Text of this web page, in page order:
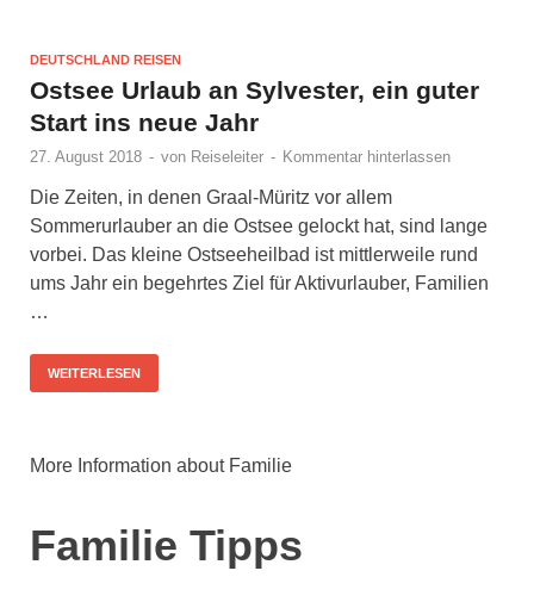
DEUTSCHLAND REISEN
Ostsee Urlaub an Sylvester, ein guter
Start ins neue Jahr
27. August 2018 - von Reiseleiter - Kommentar hinterlassen
Die Zeiten, in denen Graal-Müritz vor allem
Sommerurlauber an die Ostsee gelockt hat, sind lange
vorbei. Das kleine Ostseeheilbad ist mittlerweile rund
ums Jahr ein begehrtes Ziel für Aktivurlauber, Familien
…
WEITERLESEN
More Information about Familie
Familie Tipps